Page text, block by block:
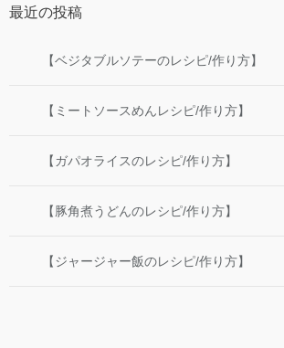
最近の投稿
【ベジタブルソテーのレシピ/作り方】
【ミートソースめんレシピ/作り方】
【ガパオライスのレシピ/作り方】
【豚角煮うどんのレシピ/作り方】
【ジャージャー飯のレシピ/作り方】